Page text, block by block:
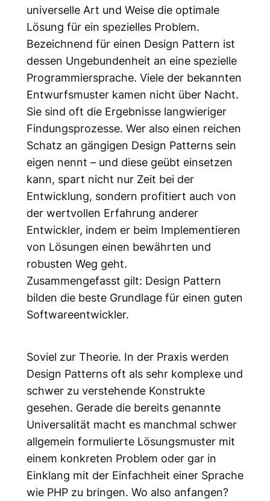
universelle Art und Weise die optimale
Lösung für ein spezielles Problem.
Bezeichnend für einen Design Pattern ist
dessen Ungebundenheit an eine spezielle
Programmiersprache. Viele der bekannten
Entwurfsmuster kamen nicht über Nacht.
Sie sind oft die Ergebnisse langwieriger
Findungsprozesse. Wer also einen reichen
Schatz an gängigen Design Patterns sein
eigen nennt – und diese geübt einsetzen
kann, spart nicht nur Zeit bei der
Entwicklung, sondern profitiert auch von
der wertvollen Erfahrung anderer
Entwickler, indem er beim Implementieren
von Lösungen einen bewährten und
robusten Weg geht.
Zusammengefasst gilt: Design Pattern
bilden die beste Grundlage für einen guten
Softwareentwickler.
Soviel zur Theorie. In der Praxis werden
Design Patterns oft als sehr komplexe und
schwer zu verstehende Konstrukte
gesehen. Gerade die bereits genannte
Universalität macht es manchmal schwer
allgemein formulierte Lösungsmuster mit
einem konkreten Problem oder gar in
Einklang mit der Einfachheit einer Sprache
wie PHP zu bringen. Wo also anfangen?